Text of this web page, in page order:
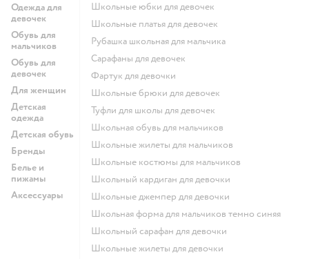
Одежда для
девочек
Обувь для
мальчиков
Обувь для
девочек
Для женщин
Детская
одежда
Детская обувь
Бренды
Белье и
пижамы
Аксессуары
Школьные юбки для девочек
Школьные платья для девочек
Рубашка школьная для мальчика
Сарафаны для девочек
Фартук для девочки
Школьные брюки для девочек
Туфли для школы для девочек
Школьная обувь для мальчиков
Школьные жилеты для мальчиков
Школьные костюмы для мальчиков
Школьный кардиган для девочки
Школьные джемпер для девочки
Школьная форма для мальчиков темно синяя
Школьный сарафан для девочки
Школьные жилеты для девочки